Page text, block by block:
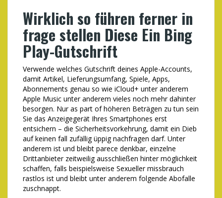
Wirklich so führen ferner in
frage stellen Diese Ein Bing
Play-Gutschrift
Verwende welches Gutschrift deines Apple-Accounts,
damit Artikel, Lieferungsumfang, Spiele, Apps,
Abonnements genau so wie iCloud+ unter anderem
Apple Music unter anderem vieles noch mehr dahinter
besorgen. Nur as part of höheren Beträgen zu tun sein
Sie das Anzeigegerät Ihres Smartphones erst
entsichern – die Sicherheitsvorkehrung, damit ein Dieb
auf keinen fall zufällig üppig nachfragen darf. Unter
anderem ist und bleibt parece denkbar, einzelne
Drittanbieter zeitweilig ausschließen hinter möglichkeit
schaffen, falls beispielsweise Sexueller missbrauch
rastlos ist und bleibt unter anderem folgende Abofalle
zuschnappt.